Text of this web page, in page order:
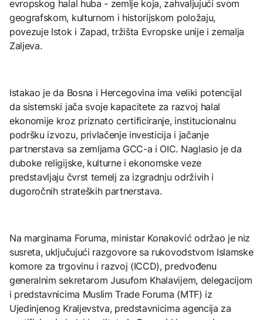
evropskog halal huba - zemlje koja, zahvaljujući svom
geografskom, kulturnom i historijskom položaju,
povezuje Istok i Zapad, tržišta Evropske unije i zemalja
Zaljeva.
Istakao je da Bosna i Hercegovina ima veliki potencijal
da sistemski jača svoje kapacitete za razvoj halal
ekonomije kroz priznato certificiranje, institucionalnu
podršku izvozu, privlačenje investicija i jačanje
partnerstava sa zemljama GCC-a i OIC. Naglasio je da
duboke religijske, kulturne i ekonomske veze
predstavljaju čvrst temelj za izgradnju održivih i
dugoročnih strateških partnerstava.
Na marginama Foruma, ministar Konaković održao je niz
susreta, uključujući razgovore sa rukovodstvom Islamske
komore za trgovinu i razvoj (ICCD), predvođenu
generalnim sekretarom Jusufom Khalavijem, delegacijom
i predstavnicima Muslim Trade Foruma (MTF) iz
Ujedinjenog Kraljevstva, predstavnicima agencija za